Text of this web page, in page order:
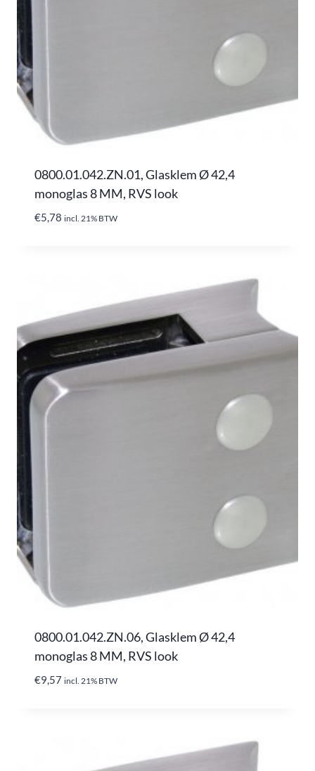
0800.01.042.ZN.01, Glasklem Ø 42,4
monoglas 8 MM, RVS look
€5,78 incl. 21% BTW
0800.01.042.ZN.06, Glasklem Ø 42,4
monoglas 8 MM, RVS look
€9,57 incl. 21% BTW